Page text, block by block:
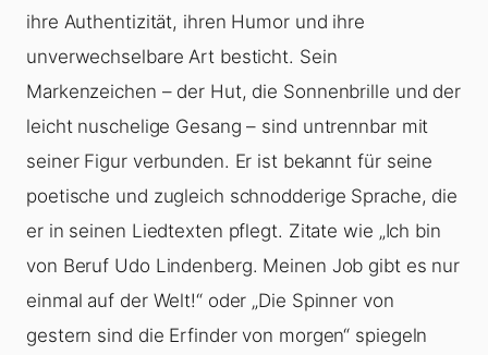
ihre Authentizität, ihren Humor und ihre
unverwechselbare Art besticht. Sein
Markenzeichen – der Hut, die Sonnenbrille und der
leicht nuschelige Gesang – sind untrennbar mit
seiner Figur verbunden. Er ist bekannt für seine
poetische und zugleich schnodderige Sprache, die
er in seinen Liedtexten pflegt. Zitate wie „Ich bin
von Beruf Udo Lindenberg. Meinen Job gibt es nur
einmal auf der Welt!“ oder „Die Spinner von
gestern sind die Erfinder von morgen“ spiegeln